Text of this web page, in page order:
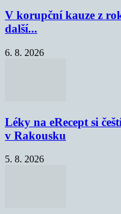
V korupční kauze z
další...
6. 8. 2026
Léky na eRecept si
v Rakousku
5. 8. 2026